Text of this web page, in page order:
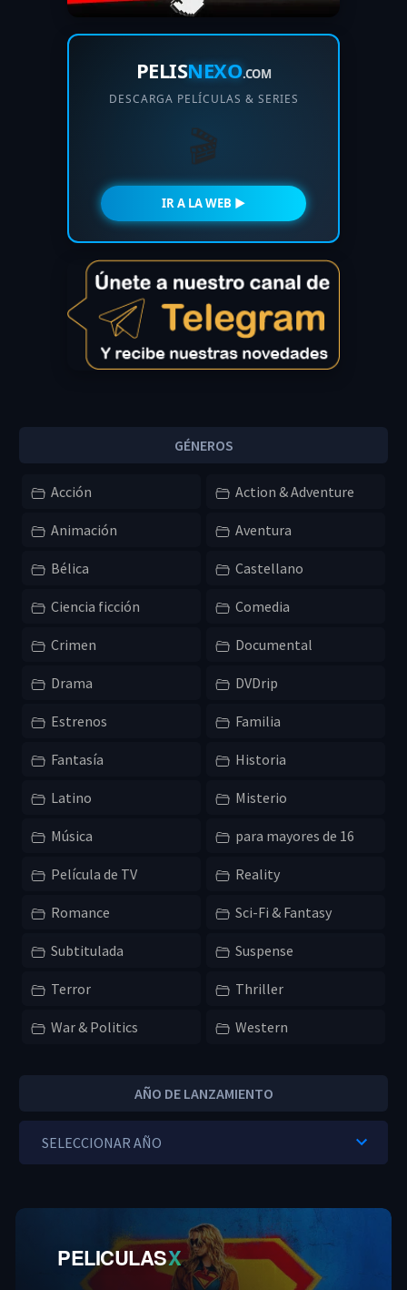
PELISNEXO.COM
DESCARGA PELÍCULAS & SERIES
🎬
IR A LA WEB ►
GÉNEROS
Acción Action & Adventure
Animación Aventura
Bélica Castellano
Ciencia ficción Comedia
Crimen Documental
Drama DVDrip
Estrenos Familia
Fantasía Historia
Latino Misterio
Música para mayores de 16
Película de TV Reality
Romance Sci-Fi & Fantasy
Subtitulada Suspense
Terror Thriller
War & Politics Western
AÑO DE LANZAMIENTO
PELICULASX